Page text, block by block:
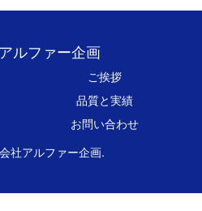
ルファー企画
ご挨拶
品質と実績
お問い合わせ
社アルファー企画.